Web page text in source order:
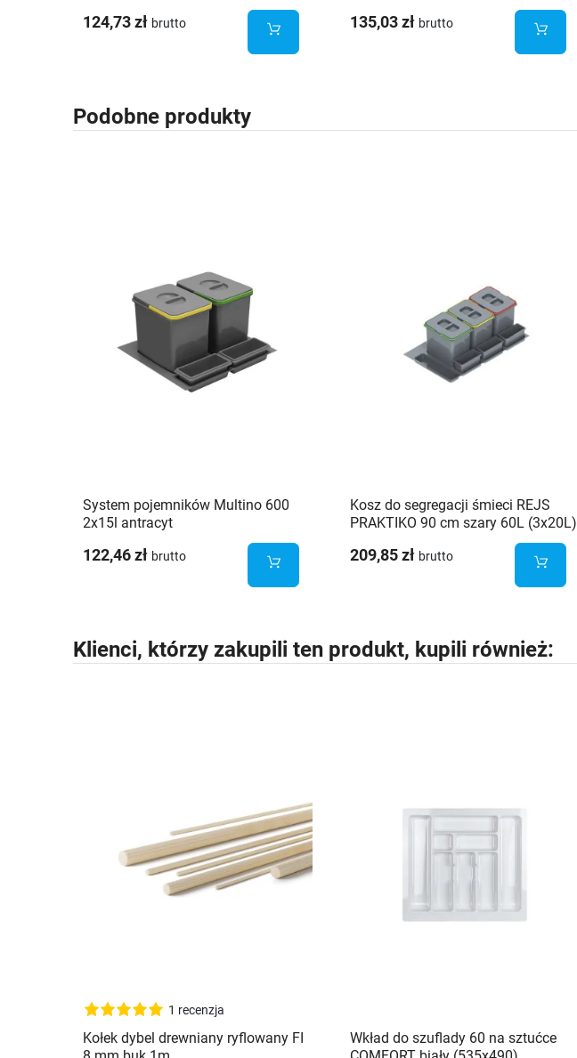
124,73 zł brutto 135,03 zł brutto
Podobne produkty
System pojemników Multino 600
2x15l antracyt
122,46 zł brutto
Kosz do segregacji śmieci REJS
PRAKTIKO 90 cm szary 60L (3x20L)
209,85 zł brutto
Klienci, którzy zakupili ten produkt, kupili również:
1 recenzja
Kołek dybel drewniany ryflowany FI
Wkład do szuflady 60 na sztućce